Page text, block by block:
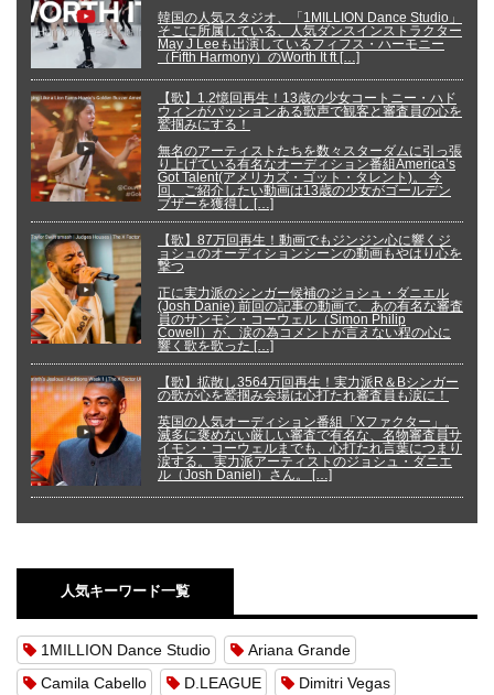
韓国の人気スタジオ、「1MILLION Dance Studio」
そこに所属している、人気ダンスインストラクター
May J Leeも出演しているフィフス・ハーモニー
（Fifth Harmony）のWorth It ft […]
【歌】1.2憶回再生！13歳の少女コートニー・ハド
ウィンがパッションある歌声で観客と審査員の心を
鷲掴みにする！
無名のアーティストたちを数々スターダムに引っ張
り上げている有名なオーディション番組America’s
Got Talent(アメリカズ・ゴット・タレント)。 今
回、ご紹介したい動画は13歳の少女がゴールデン
ブザーを獲得し […]
【歌】87万回再生！動画でもジンジン心に響くジ
ョシュのオーディションシーンの動画もやはり心を
撃つ
正に実力派のシンガー候補のジョシュ・ダニエル
(Josh Danie) 前回の記事の動画で、あの有名な審査
員のサンモン・コーウェル（Simon Philip
Cowell）が、涙の為コメントが言えない程の心に
響く歌を歌った […]
【歌】拡散し3564万回再生！実力派R＆Bシンガー
の歌が心を鷲掴み会場は心打たれ審査員も涙に！
英国の人気オーディション番組「Xファクター」。
滅多に褒めない厳しい審査で有名な、名物審査員サ
イモン・コーウェルまでも、心打たれ言葉につまり
涙する。 実力派アーティストのジョシュ・ダニエ
ル（Josh Daniel）さん。 […]
人気キーワード一覧
1MILLION Dance Studio
Ariana Grande
Camila Cabello
D.LEAGUE
Dimitri Vegas